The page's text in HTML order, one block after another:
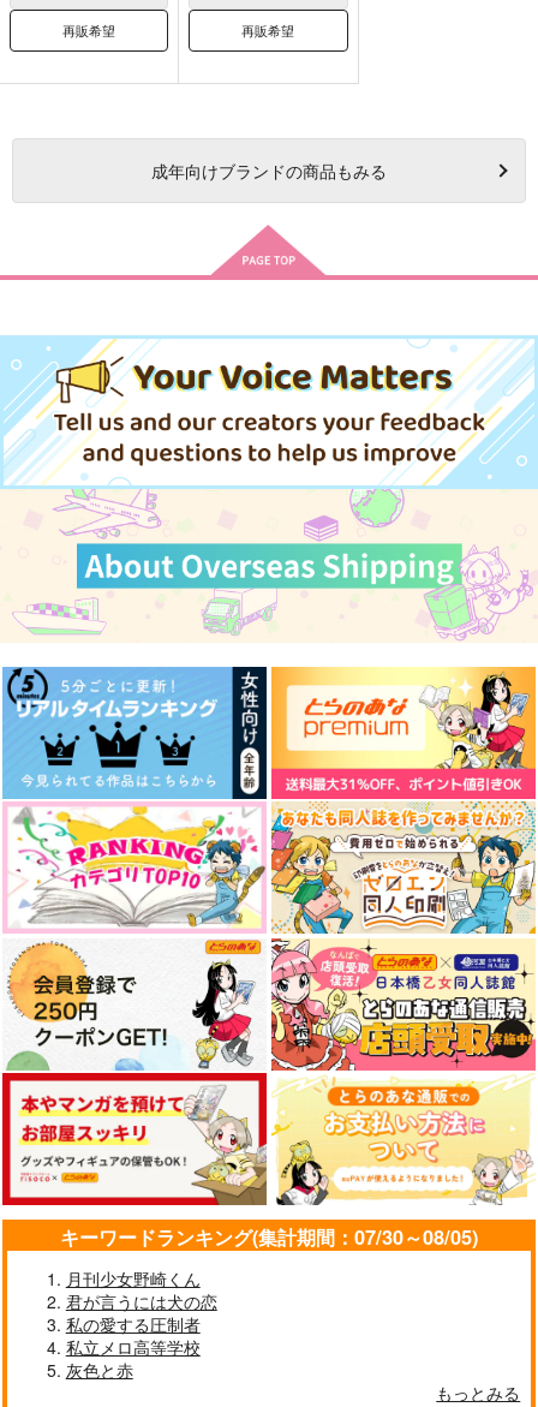
再販希望 再販希望
成年向けブランドの商品もみる
キーワードランキング(集計期間：07/30～08/05)
月刊少女野崎くん
君が言うには犬の恋
私の愛する圧制者
私立メロ高等学校
灰色と赤
もっとみる